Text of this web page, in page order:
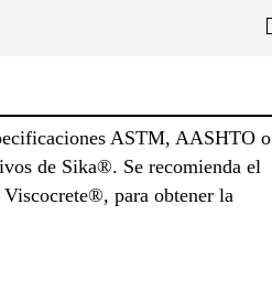
ASTM, AASHTO o
de Sika®. Se recomienda el
para obtener la